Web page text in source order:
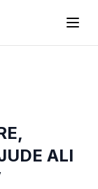
ALI